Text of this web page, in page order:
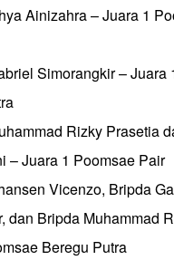
Ainizahra – Juara 1
Simorangkir – Juara
Rizky Prasetia
– Juara 1 Poomsae Pair
Vicenzo, Bripda
dan Bripda Muhammad
Beregu Putra